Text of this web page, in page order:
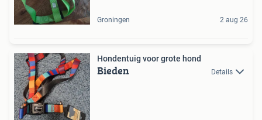
Groningen 2 aug 26
Hondentuig voor grote hond
Bieden Details